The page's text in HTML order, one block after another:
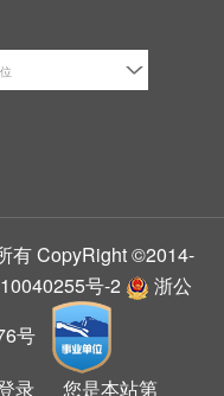
有 CopyRight ©2014-
号-2
浙公
号
录 您是本站第